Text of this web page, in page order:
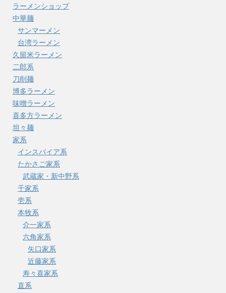
ラーメンショップ
中華麺
サンマーメン
台湾ラーメン
久留米ラーメン
二郎系
刀削麺
博多ラーメン
味噌ラーメン
喜多方ラーメン
坦々麺
家系
インスパイア系
たかさご家系
武蔵家・新中野系
千家系
壱系
本牧系
介一家系
六角家系
矢口家系
近藤家系
寿々喜家系
直系